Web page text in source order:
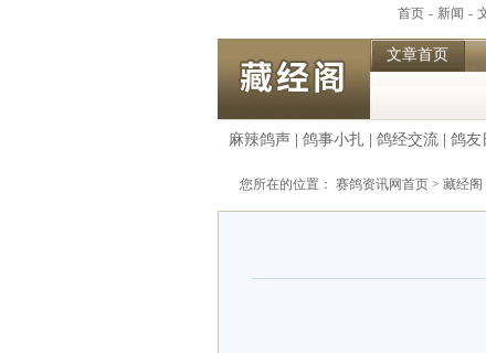
首页 - 新闻 -
文章首页
麻辣鸽声 鸽事小扎 鸽经交流 鸽友
您所在的位置： 赛鸽资讯网首页 > 藏经阁